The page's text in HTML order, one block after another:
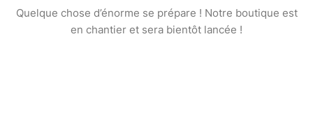
Quelque chose d’énorme se prépare ! Notre boutique est
en chantier et sera bientôt lancée !